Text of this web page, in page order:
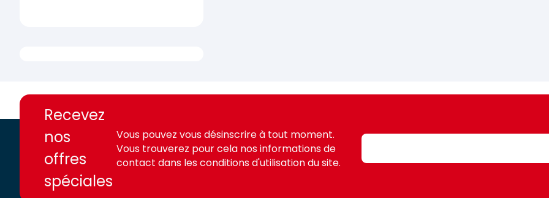
access.fr
access.fr
Recevez
nos
offres
spéciales
Vous pouvez vous désinscrire à tout moment.
Vous trouverez pour cela nos informations de
contact dans les conditions d'utilisation du site.